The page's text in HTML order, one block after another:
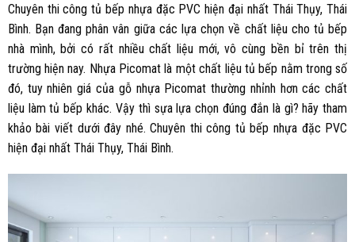
Chuyên thi công tủ bếp nhựa đặc PVC hiện đại nhất Thái Thụy, Thái
Bình. Bạn đang phân vân giữa các lựa chọn về chất liệu cho tủ bếp
nhà mình, bởi có rất nhiều chất liệu mới, vô cùng bền bỉ trên thị
trường hiện nay. Nhựa Picomat là một chất liệu tủ bếp nằm trong số
đó, tuy nhiên giá của gỗ nhựa Picomat thường nhỉnh hơn các chất
liệu làm tủ bếp khác. Vậy thì sựa lựa chọn đúng đắn là gì? hãy tham
khảo bài viết dưới đây nhé. Chuyên thi công tủ bếp nhựa đặc PVC
hiện đại nhất Thái Thụy, Thái Bình.